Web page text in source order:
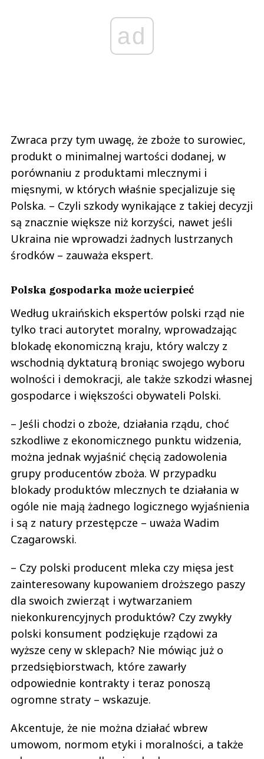
ad
Zwraca przy tym uwagę, że zboże to surowiec,
produkt o minimalnej wartości dodanej, w
porównaniu z produktami mlecznymi i
mięsnymi, w których właśnie specjalizuje się
Polska. – Czyli szkody wynikające z takiej decyzji
są znacznie większe niż korzyści, nawet jeśli
Ukraina nie wprowadzi żadnych lustrzanych
środków – zauważa ekspert.
Polska gospodarka może ucierpieć
Według ukraińskich ekspertów polski rząd nie
tylko traci autorytet moralny, wprowadzając
blokadę ekonomiczną kraju, który walczy z
wschodnią dyktaturą broniąc swojego wyboru
wolności i demokracji, ale także szkodzi własnej
gospodarce i większości obywateli Polski.
– Jeśli chodzi o zboże, działania rządu, choć
szkodliwe z ekonomicznego punktu widzenia,
można jednak wyjaśnić chęcią zadowolenia
grupy producentów zboża. W przypadku
blokady produktów mlecznych te działania w
ogóle nie mają żadnego logicznego wyjaśnienia
i są z natury przestępcze – uważa Wadim
Czagarowski.
– Czy polski producent mleka czy mięsa jest
zainteresowany kupowaniem droższego paszy
dla swoich zwierząt i wytwarzaniem
niekonkurencyjnych produktów? Czy zwykły
polski konsument podziękuje rządowi za
wyższe ceny w sklepach? Nie mówiąc już o
przedsiębiorstwach, które zawarły
odpowiednie kontrakty i teraz ponoszą
ogromne straty – wskazuje.
Akcentuje, że nie można działać wbrew
umowom, normom etyki i moralności, a także